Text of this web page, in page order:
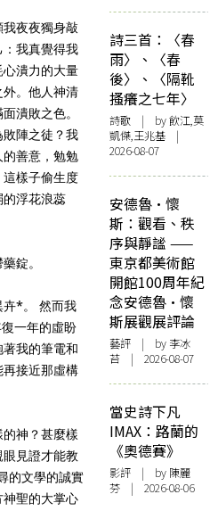
我夜夜獨身敲
我真覺得我
潰力的大量
。他人神清
潰敗之色。
陣之徒？我
善意，勉勉
樣子偷生度
的浮花浪蕊
錠。
卉*。 然而我
一年的虛盼
我的筆電和
接近那虛構
神？甚麼樣
見證才能教
的文學的誠實
聖的大掌心
詩三首：〈春
雨〉、〈春
後〉、〈隔靴
搔癢之七年〉
詩歌 | by 飲江,莫
凱傑,王兆基 |
2026-08-07
安德魯·懷
斯：觀看、秩
序與靜謐 ——
東京都美術館
開館100周年紀
念安德魯·懷
斯展觀展評論
藝評 | by 李冰
苔 | 2026-08-07
當史詩下凡
IMAX：路蘭的
《奧德賽》
影評 | by 陳麗
芬 | 2026-08-06